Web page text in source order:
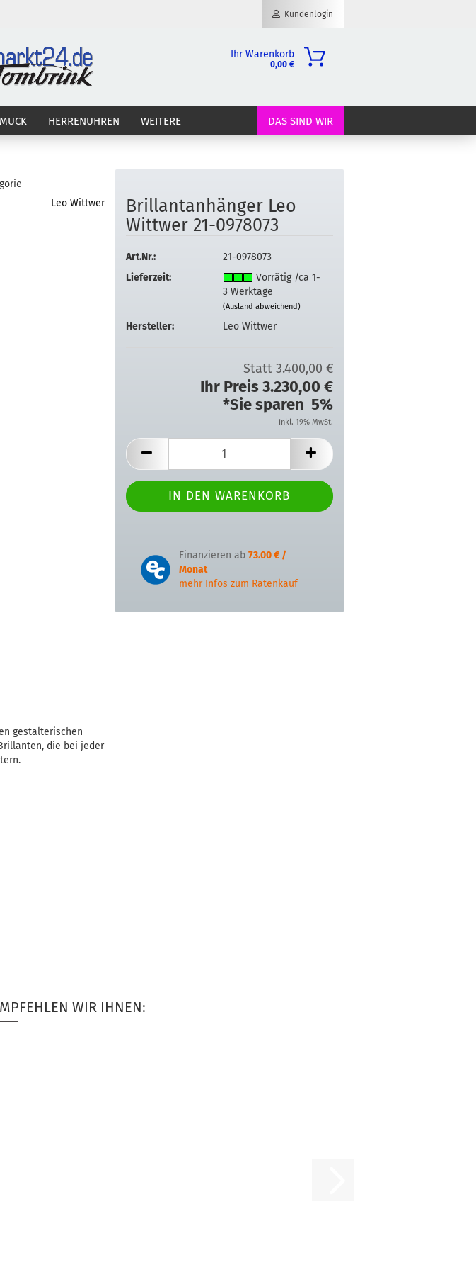
Kundenlogin
Konto erstellen
Ihr Warenkorb
0,00 €
HERRENUHREN DAS SIND WIR
WEITERE
Leo Wittwer
Bril­lant­an­hän­ger Leo
Witt­wer 21-​0978073
Art.Nr.:
21-0978073
Lieferzeit:
Vorrätig /ca 1-
3 Werktage
(Ausland abweichend)
Hersteller: Leo Wittwer
Statt 3.400,00 €
Ihr Preis 3.230,00 €
*Sie sparen 5%
inkl. 19% MwSt.
Finanzieren ab 73.00 € /
Monat
mehr Infos zum Ratenkauf
gestalterischen
die bei jeder
WIR IHNEN: